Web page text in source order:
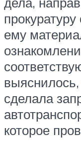
ему
сделала
которое